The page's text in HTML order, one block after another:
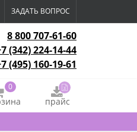
ЗАДАТЬ ВОПРОС
8 800 707-61-60
(342) 224-14-44
(495) 160-19-61
0
прайс